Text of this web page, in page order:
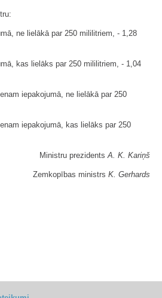
ne lielākā par 250 mililitriem, - 1,28
kas lielāks par 250 mililitriem, - 1,04
iepakojumā, ne lielākā par 250
iepakojumā, kas lielāks par 250
Ministru prezidents A. K. Kariņš
Zemkopības ministrs K. Gerhards